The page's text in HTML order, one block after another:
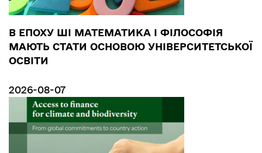
В ЕПОХУ ШІ МАТЕМАТИКА І ФІЛОСОФІЯ
МАЮТЬ СТАТИ ОСНОВОЮ УНІВЕРСИТЕТСЬКОЇ
ОСВІТИ
2026-08-07